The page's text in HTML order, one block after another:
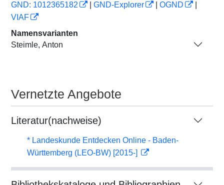
GND: 1012365182
GND-Explorer OGND
VIAF
Namensvarianten
Steimle, Anton
Vernetzte Angebote
Literatur(nachweise)
* Landeskunde Entdecken Online - Baden-
Württemberg (LEO-BW) [2015-]